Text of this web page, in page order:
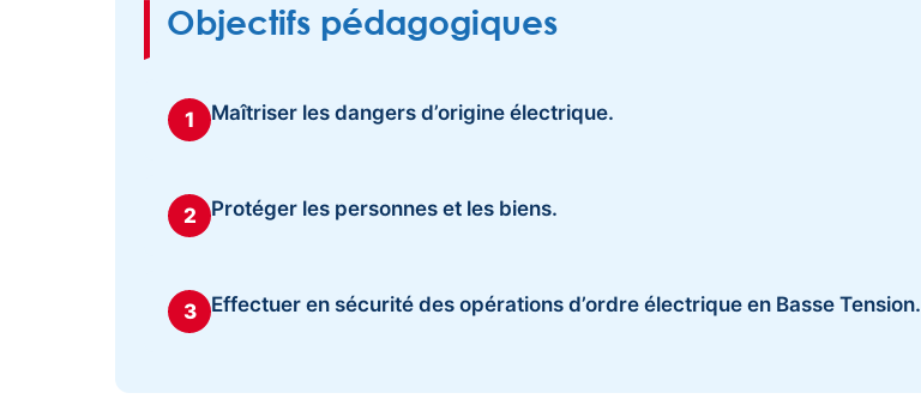
Objectifs pédagogiques
1 Maîtriser les dangers d’origine électrique.
2 Protéger les personnes et les biens.
3 Effectuer en sécurité des opérations d’ordre électrique en Basse Tension.